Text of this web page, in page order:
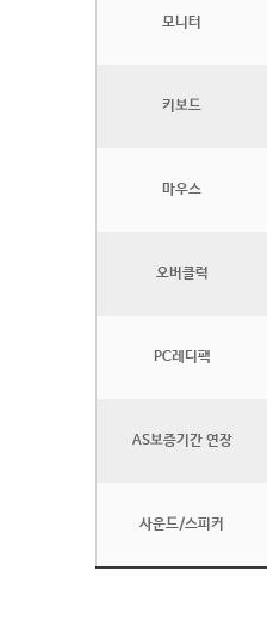
모니터
키보드
마우스
오버클럭
PC레디팩
AS보증기간 연장
사운드/스피커